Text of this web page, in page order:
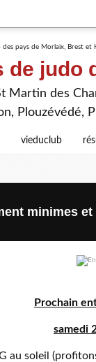
de judo
Martin des
Plouzévédé,
vieduclub
minimes
Prochain
samedi
au soleil